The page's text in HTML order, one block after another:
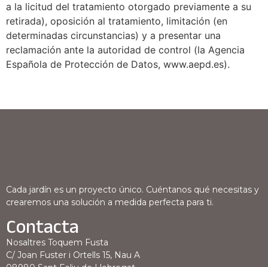
a la licitud del tratamiento otorgado previamente a su
retirada), oposición al tratamiento, limitación (en
determinadas circunstancias) y a presentar una
reclamación ante la autoridad de control (la Agencia
Española de Protección de Datos, www.aepd.es).
Cada jardín es un proyecto único. Cuéntanos qué necesitas y
crearemos una solución a medida perfecta para ti.
Contacta
Nosaltres Toquem Fusta
C/ Joan Fuster i Ortells 15, Nau A